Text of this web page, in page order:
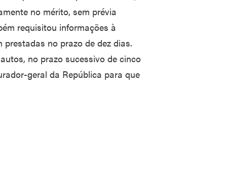
no mérito, sem prévia
requisitou informações à
no prazo de dez dias.
no prazo sucessivo de cinco
geral da República para que